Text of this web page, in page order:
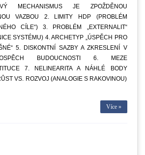
MECHANISMUS JE ZPOŽDĚNOU
VAZBOU 2. LIMITY HDP (PROBLÉM
CÍLE“) 3. PROBLÉM „EXTERNALIT“
SYSTÉMU) 4. ARCHETYP „ÚSPĚCH PRO
5. DISKONTNÍ SAZBY A ZKRESLENÍ V
BUDOUCNOSTI 6. MEZE
7. NELINEARITA A NÁHLÉ BODY
VS. ROZVOJ (ANALOGIE S RAKOVINOU)
Více »